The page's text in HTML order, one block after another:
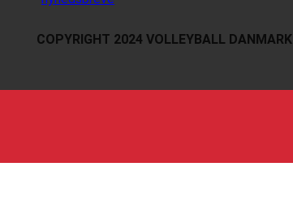
COPYRIGHT 2024 VOLLEYBALL DANMARK